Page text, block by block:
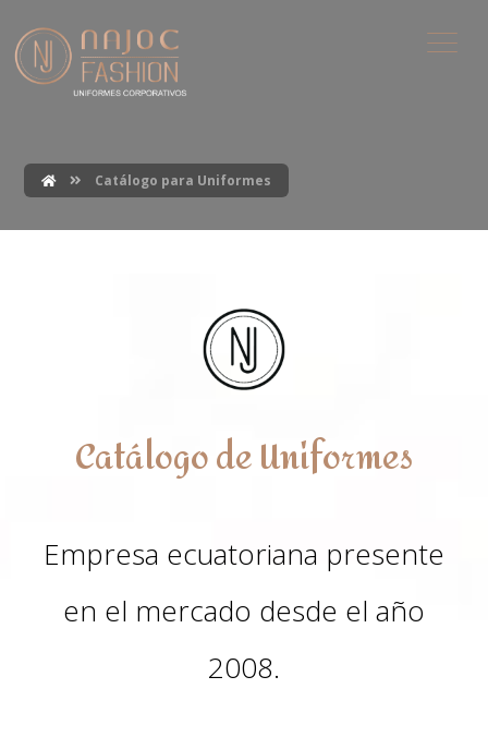
Catálogo para Uniformes
Catálogo de Uniformes
Empresa ecuatoriana presente
en el mercado desde el año
2008.